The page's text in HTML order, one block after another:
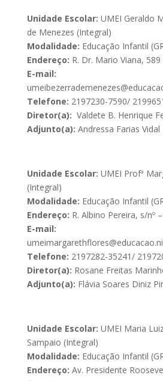
Unidade Escolar: UMEI Geraldo
de Menezes (Integral)
Modalidade: Educação Infantil
Endereço: R. Dr. Mario Viana,
E-mail:
Telefone: 2197230-7590/
Diretor(a): Valdete B. Henrique
Adjunto(a): Andressa Farias Vidal
Unidade Escolar: UMEI Profª
(Integral)
Modalidade: Educação Infantil
Endereço: R. Albino Pereira, s/nº
E-mail:
Telefone: 2197282-35241/
Diretor(a): Rosane Freitas
Adjunto(a): Flávia Soares Diniz
Unidade Escolar: UMEI Maria
Sampaio (Integral)
Modalidade: Educação Infantil
Endereço: Av. Presidente